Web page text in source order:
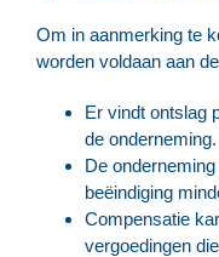
Om in aanmerking te
worden voldaan aan
Er vindt ontslag
de onderneming.
De
beëindiging
Compensatie
vergoedingen